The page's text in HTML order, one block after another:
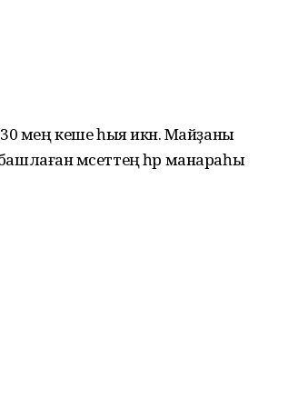
30 мең кеше һыя икән. Майҙаны
мәсеттең һәр манараһы